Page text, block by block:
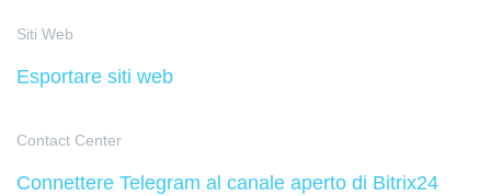
Siti Web
Esportare siti web
Contact Center
Connettere Telegram al canale aperto di Bitrix24